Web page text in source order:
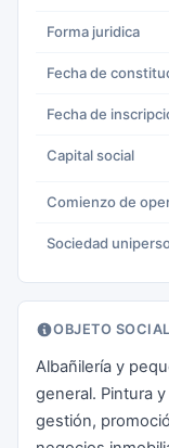
Forma juridica
Fecha de
Fecha de
Capital social
Comienzo de
Sociedad
OBJETO SOCIAL
Albañilería y
general. Pintura
gestión,